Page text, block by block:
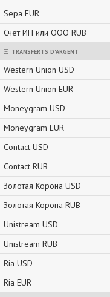
Sepa EUR
Счет ИП или ООО RUB
TRANSFERTS D'ARGENT
Western Union USD
Western Union EUR
Moneygram USD
Moneygram EUR
Contact USD
Contact RUB
Золотая Корона USD
Золотая Корона RUB
Unistream USD
Unistream RUB
Ria USD
Ria EUR